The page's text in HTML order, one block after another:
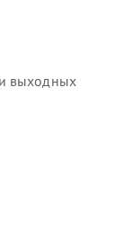
выходных